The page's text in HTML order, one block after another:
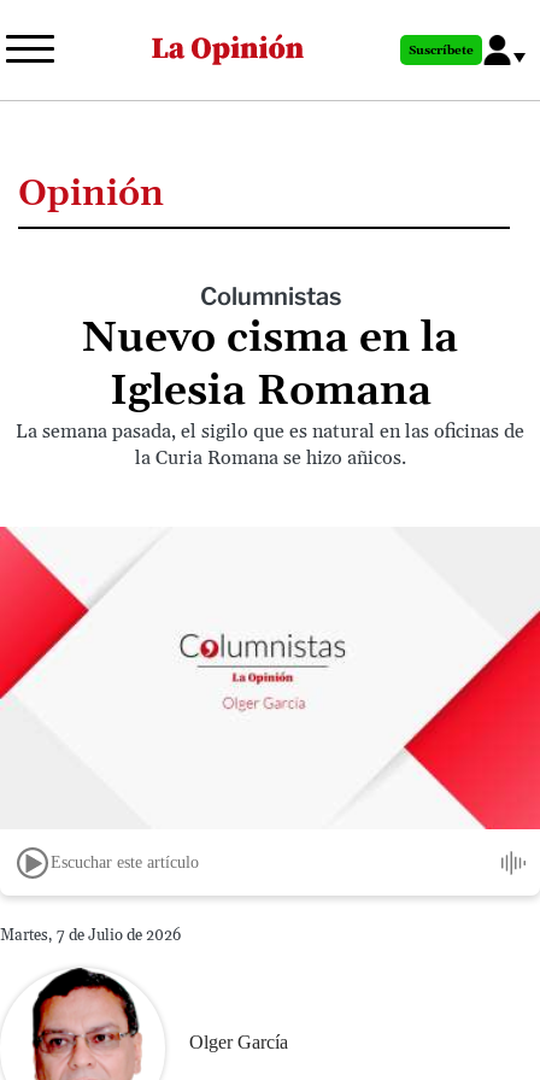
al
principal
Suscríbete
Opinión
Columnistas
Nuevo cisma en la
Iglesia Romana
La semana pasada, el sigilo que es natural en las oficinas de
la Curia Romana se hizo añicos.
Escuchar este artículo
Martes, 7 de Julio de 2026
Olger García